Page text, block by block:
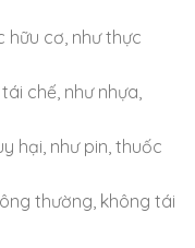
hữu cơ, như thực
chế, như nhựa,
hại, như pin, thuốc
thường, không tái